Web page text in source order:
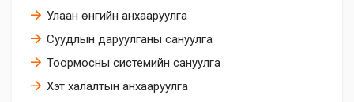
Улаан өнгийн анхааруулга
Суудлын даруулганы сануулга
Тоормосны системийн сануулга
Хэт халалтын анхааруулга